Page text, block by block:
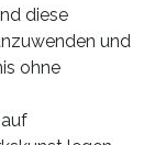
diese
und
ohne